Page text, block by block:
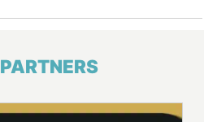
PARTNERS